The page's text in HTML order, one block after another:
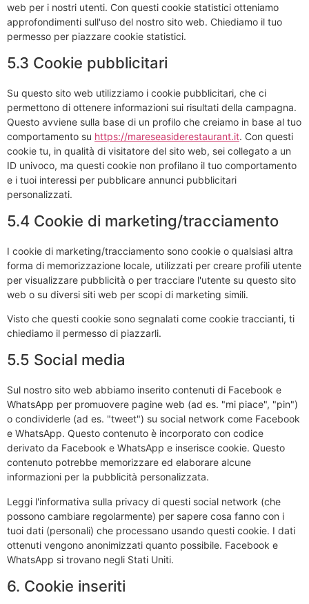
web per i nostri utenti. Con questi cookie statistici otteniamo
approfondimenti sull'uso del nostro sito web. Chiediamo il tuo
permesso per piazzare cookie statistici.
5.3 Cookie pubblicitari
Su questo sito web utilizziamo i cookie pubblicitari, che ci
permettono di ottenere informazioni sui risultati della campagna.
Questo avviene sulla base di un profilo che creiamo in base al tuo
comportamento su https://mareseasiderestaurant.it. Con questi
cookie tu, in qualità di visitatore del sito web, sei collegato a un
ID univoco, ma questi cookie non profilano il tuo comportamento
e i tuoi interessi per pubblicare annunci pubblicitari
personalizzati.
5.4 Cookie di marketing/tracciamento
I cookie di marketing/tracciamento sono cookie o qualsiasi altra
forma di memorizzazione locale, utilizzati per creare profili utente
per visualizzare pubblicità o per tracciare l'utente su questo sito
web o su diversi siti web per scopi di marketing simili.
Visto che questi cookie sono segnalati come cookie traccianti, ti
chiediamo il permesso di piazzarli.
5.5 Social media
Sul nostro sito web abbiamo inserito contenuti di Facebook e
WhatsApp per promuovere pagine web (ad es. "mi piace", "pin")
o condividerle (ad es. "tweet") su social network come Facebook
e WhatsApp. Questo contenuto è incorporato con codice
derivato da Facebook e WhatsApp e inserisce cookie. Questo
contenuto potrebbe memorizzare ed elaborare alcune
informazioni per la pubblicità personalizzata.
Leggi l'informativa sulla privacy di questi social network (che
possono cambiare regolarmente) per sapere cosa fanno con i
tuoi dati (personali) che processano usando questi cookie. I dati
ottenuti vengono anonimizzati quanto possibile. Facebook e
WhatsApp si trovano negli Stati Uniti.
6. Cookie inseriti